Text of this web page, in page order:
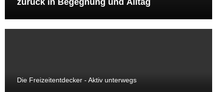
zurück in Begegnung und Alltag
Die Freizeitentdecker - Aktiv unterwegs